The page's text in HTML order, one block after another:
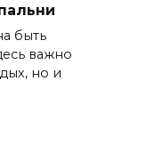
быть
важно
но и